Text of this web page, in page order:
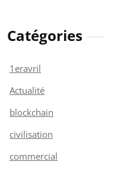
Catégories
1eravril
Actualité
blockchain
civilisation
commercial